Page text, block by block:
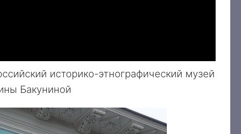
историко-этнографический музей
Бакуниной